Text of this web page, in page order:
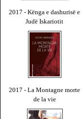
2017 - Kënga e dashurisë e
Judë Iskariotit
2017 - La Montagne morte
de la vie